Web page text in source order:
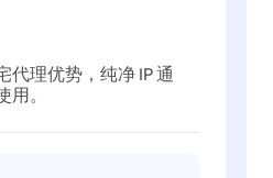
代理优势，纯净 IP 通
。